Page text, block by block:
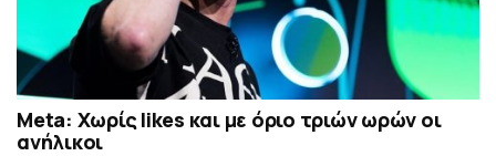
Meta: Χωρίς likes και με όριο τριών ωρών οι
ανήλικοι